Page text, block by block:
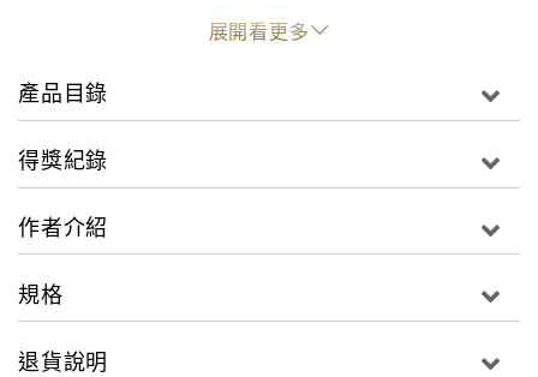
結果一定「與眾不同」！在英國兒童文學裡，最負盛名
的小熊除了古典的小熊維尼之外，就要首推當代的派丁
頓（Paddington）了。派丁頓是一隻來自黑森森祕
魯，出現在派丁頓車站行李堆裡的小熊－－「熊？在派
了，亨利！怎麼可能呢？」布朗先生和太太第一次遇見
有個怪名字的原因－－「派丁頓」就是那個火車站的名
的經典冒險故事；從泡澡到搭地鐵、上百貨公司購物、
進戲院看戲，這隻有禮貌的小熊，總以他臨機應變的聰
明和遇事的傻勁，讓平凡無奇的日常生活變得精采可
展開看更多
產品目錄
得獎紀錄
作者介紹
規格
退貨說明